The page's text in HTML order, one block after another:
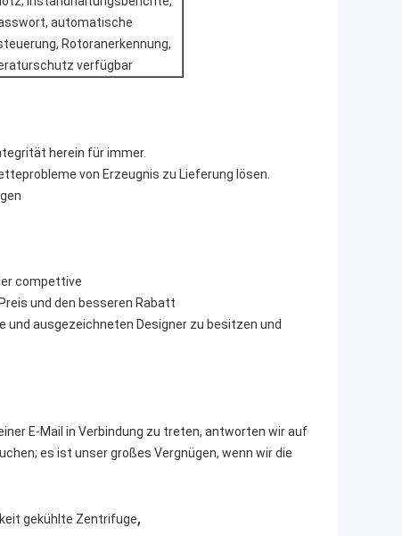
automatische
Rotoranerkennung,
verfügbar
herein für immer.
von Erzeugnis zu Lieferung lösen.
compettive
und den besseren Rabatt
und ausgezeichneten Designer zu besitzen und
E-Mail in Verbindung zu treten, antworten wir auf
es ist unser großes Vergnügen, wenn wir die
gekühlte Zentrifuge,